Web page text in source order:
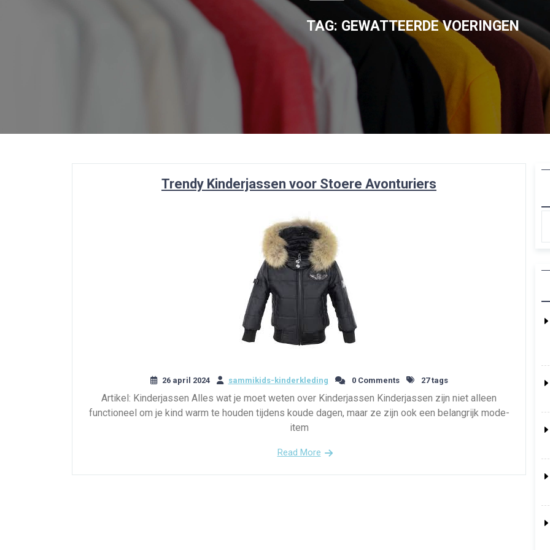
TAG: GEWATTEERDE VOERINGEN
Trendy Kinderjassen voor Stoere Avonturiers
26 april 2024 sammikids-kinderkleding 0 Comments 27 tags
Artikel: Kinderjassen Alles wat je moet weten over Kinderjassen Kinderjassen zijn niet alleen
functioneel om je kind warm te houden tijdens koude dagen, maar ze zijn ook een belangrijk mode-
item
Read More